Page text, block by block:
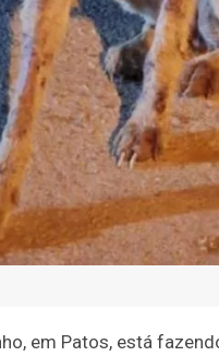
em Patos, está